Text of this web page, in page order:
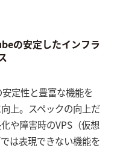
の安定したインフラ
定性と豊富な機能を
上。スペックの向上だ
や障害時のVPS（仮想
は表現できない機能を